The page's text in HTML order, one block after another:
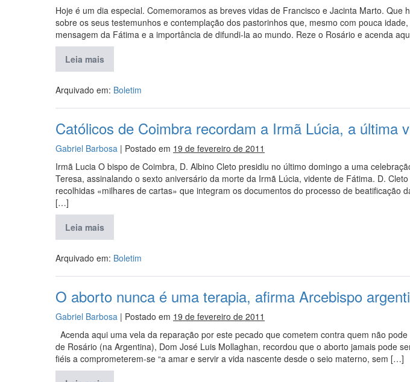
Hoje é um dia especial. Comemoramos as breves vidas de Francisco e Jacinta Marto. Que
sobre os seus testemunhos e contemplação dos pastorinhos que, mesmo com pouca
mensagem da Fátima e a importância de difundi-la ao mundo. Reze o Rosário e acenda
Leia mais
Arquivado em: Boletim
Católicos de Coimbra recordam a Irmã Lúcia, a última
Gabriel Barbosa | Postado em 19 de fevereiro de 2011
Irmã Lucia O bispo de Coimbra, D. Albino Cleto presidiu no último domingo a uma
Teresa, assinalando o sexto aniversário da morte da Irmã Lúcia, vidente de Fátima. D.
recolhidas «milhares de cartas» que integram os documentos do processo de beatificação
[…]
Leia mais
Arquivado em: Boletim
O aborto nunca é uma terapia, afirma Arcebispo
Gabriel Barbosa | Postado em 19 de fevereiro de 2011
Acenda aqui uma vela da reparação por este pecado que cometem contra quem não
de Rosário (na Argentina), Dom José Luis Mollaghan, recordou que o aborto jamais pode
fiéis a comprometerem-se “a amar e servir a vida nascente desde o seio materno, sem […]